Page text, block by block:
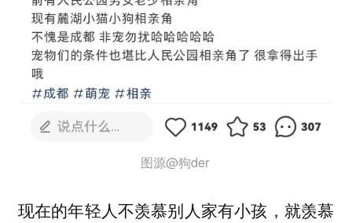
图源@狗der
现在的年轻人不羡慕别人家有小孩，就羡慕